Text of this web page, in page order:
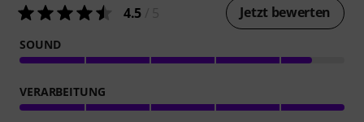
4.5 Jetzt bewerten
SOUND
VERARBEITUNG